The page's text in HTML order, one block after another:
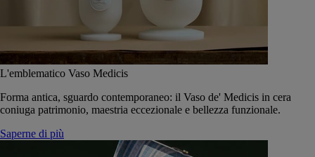
L'emblematico Vaso Medicis
Forma antica, sguardo contemporaneo: il Vaso de' Medicis in cera
coniuga patrimonio, maestria eccezionale e bellezza funzionale.
Saperne di più